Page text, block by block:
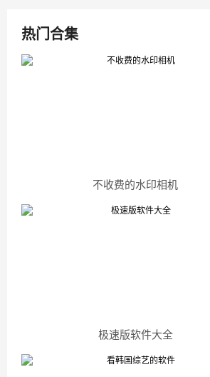
热门合集
不收费的水印相机
极速版软件大全